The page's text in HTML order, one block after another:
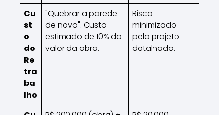
Cu
st
o
do
Re
tra
ba
lho
"Quebrar a parede
de novo". Custo
estimado de 10% do
valor da obra.
Risco
minimizado
pelo projeto
detalhado.